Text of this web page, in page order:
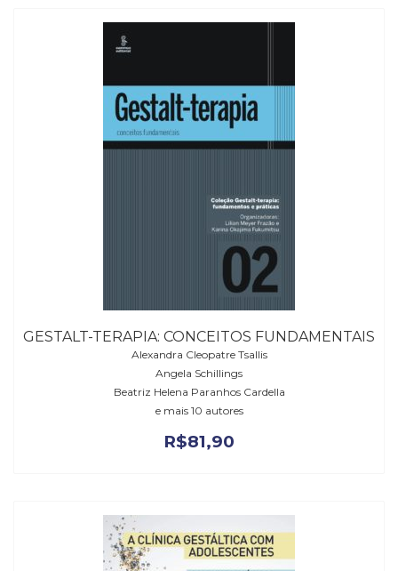
GESTALT-TERAPIA: CONCEITOS FUNDAMENTAIS
Alexandra Cleopatre Tsallis
Angela Schillings
Beatriz Helena Paranhos Cardella
e mais 10 autores
R$81,90